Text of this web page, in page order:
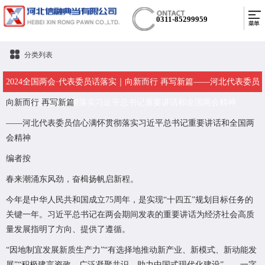
0311-85299959
分类列表
2024全国两会·代表委员话落实｜向新而行 再写新篇——河北代表委员
信心满怀贯彻落实习近平总书记重要讲话和全国两会精神
向新而行 再写新篇
——河北代表委员信心满怀贯彻落实习近平总书记重要讲话和全国两
会精神
编者按
春来潮涌东风劲，奋楫扬帆启新程。
今年是中华人民共和国成立75周年，是实现“十四五”规划目标任务的
关键一年。习近平总书记在两会期间发表的重要讲话为经济社会高质
量发展指明了方向、提供了遵循。
“因地制宜发展新质生产力”“有选择地推动新产业、新模式、新动能发